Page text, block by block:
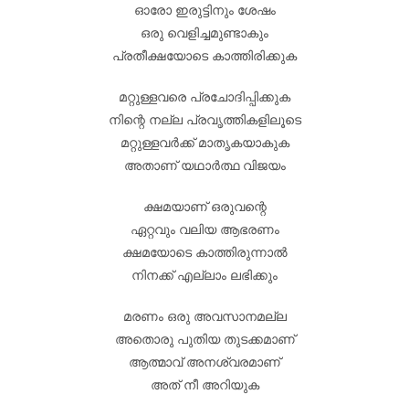
ഓരോ ഇരുട്ടിനും ശേഷം
ഒരു വെളിച്ചമുണ്ടാകും
പ്രതീക്ഷയോടെ കാത്തിരിക്കുക
മറ്റുള്ളവരെ പ്രചോദിപ്പിക്കുക
നിന്റെ നല്ല പ്രവൃത്തികളിലൂടെ
മറ്റുള്ളവർക്ക് മാതൃകയാകുക
അതാണ് യഥാർത്ഥ വിജയം
ക്ഷമയാണ് ഒരുവന്റെ
ഏറ്റവും വലിയ ആഭരണം
ക്ഷമയോടെ കാത്തിരുന്നാൽ
നിനക്ക് എല്ലാം ലഭിക്കും
മരണം ഒരു അവസാനമല്ല
അതൊരു പുതിയ തുടക്കമാണ്
ആത്മാവ് അനശ്വരമാണ്
അത് നീ അറിയുക